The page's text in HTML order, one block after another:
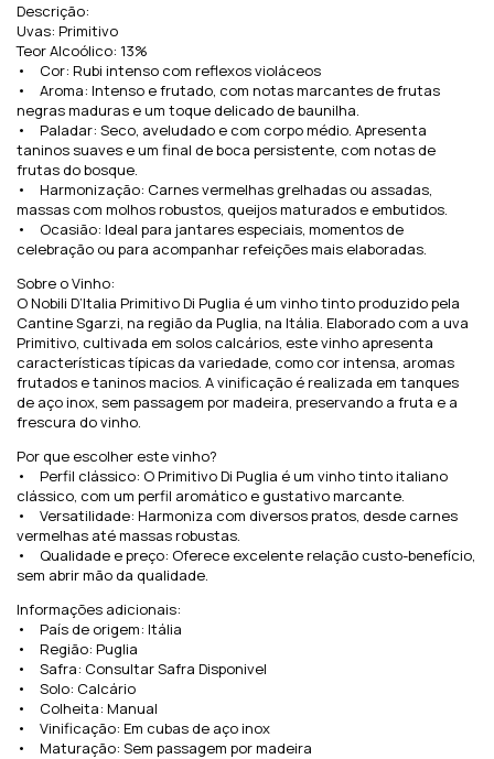
Descrição:
Uvas: Primitivo
Teor Alcoólico: 13%
• Cor: Rubi intenso com reflexos violáceos
• Aroma: Intenso e frutado, com notas marcantes de frutas
negras maduras e um toque delicado de baunilha.
• Paladar: Seco, aveludado e com corpo médio. Apresenta
taninos suaves e um final de boca persistente, com notas de
frutas do bosque.
• Harmonização: Carnes vermelhas grelhadas ou assadas,
massas com molhos robustos, queijos maturados e embutidos.
• Ocasião: Ideal para jantares especiais, momentos de
celebração ou para acompanhar refeições mais elaboradas.
Sobre o Vinho:
O Nobili D’Italia Primitivo Di Puglia é um vinho tinto produzido pela
Cantine Sgarzi, na região da Puglia, na Itália. Elaborado com a uva
Primitivo, cultivada em solos calcários, este vinho apresenta
características típicas da variedade, como cor intensa, aromas
frutados e taninos macios. A vinificação é realizada em tanques
de aço inox, sem passagem por madeira, preservando a fruta e a
frescura do vinho.
Por que escolher este vinho?
• Perfil clássico: O Primitivo Di Puglia é um vinho tinto italiano
clássico, com um perfil aromático e gustativo marcante.
• Versatilidade: Harmoniza com diversos pratos, desde carnes
vermelhas até massas robustas.
• Qualidade e preço: Oferece excelente relação custo-benefício,
sem abrir mão da qualidade.
Informações adicionais:
• País de origem: Itália
• Região: Puglia
• Safra: Consultar Safra Disponivel
• Solo: Calcário
• Colheita: Manual
• Vinificação: Em cubas de aço inox
• Maturação: Sem passagem por madeira